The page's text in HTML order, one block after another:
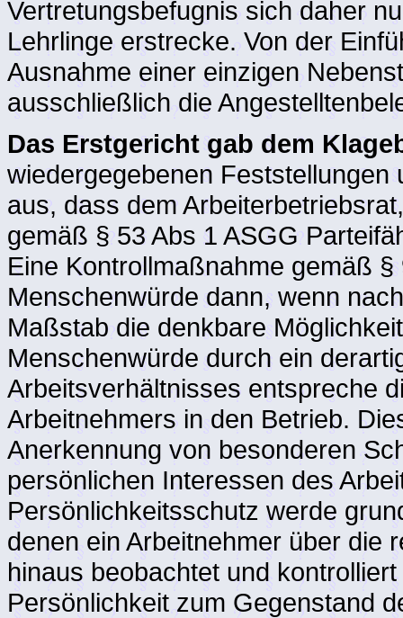
Vertretungsbefugnis sich daher
Lehrlinge erstrecke. Von der
Ausnahme einer einzigen
ausschließlich die
Das Erstgericht gab dem
wiedergegebenen
aus, dass dem
gemäß § 53 Abs 1 ASGG
Eine Kontrollmaßnahme gemäß
Menschenwürde dann, wenn
Maßstab die denkbare
Menschenwürde durch ein
Arbeitsverhältnisses entspreche
Arbeitnehmers in den Betrieb.
Anerkennung von besonderen
persönlichen Interessen des
Persönlichkeitsschutz werde
denen ein Arbeitnehmer über die
hinaus beobachtet und
Persönlichkeit zum Gegenstand